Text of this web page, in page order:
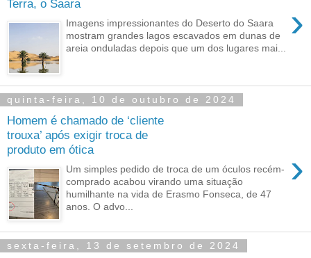
Terra, o Saara ›
Imagens impressionantes do Deserto do Saara
mostram grandes lagos escavados em dunas de
areia onduladas depois que um dos lugares mai...
quinta-feira, 10 de outubro de 2024
Homem é chamado de ‘cliente
trouxa’ após exigir troca de
produto em ótica
›
Um simples pedido de troca de um óculos recém-
comprado acabou virando uma situação
humilhante na vida de Erasmo Fonseca, de 47
anos. O advo...
sexta-feira, 13 de setembro de 2024